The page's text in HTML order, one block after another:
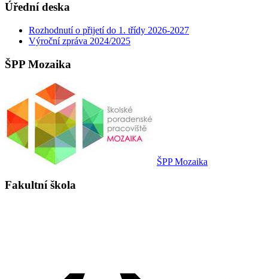
Úřední deska
Rozhodnutí o přijetí do 1. třídy 2026-2027
Výroční zpráva 2024/2025
ŠPP Mozaika
ŠPP Mozaika
Fakultní škola